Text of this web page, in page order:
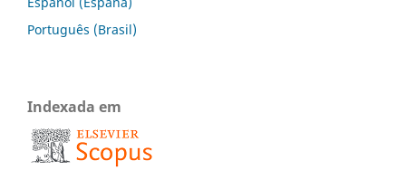
Português (Brasil)
Indexada em